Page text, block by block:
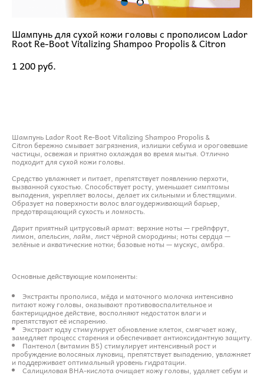
Шампунь для сухой кожи головы с прополисом Lador
Root Re-Boot Vitalizing Shampoo Propolis & Citron
1 200 pуб.
Шампунь Lador Root Re-Boot Vitalizing Shampoo Propolis &
Citron бережно смывает загрязнения, излишки себума и ороговевшие
частицы, освежая и приятно охлаждая во время мытья. Отлично
подходит для сухой кожи головы.
Средство увлажняет и питает, препятствует появлению перхоти,
вызванной сухостью. Способствует росту, уменьшает симптомы
выпадения, укрепляет волосы, делает их сильными и блестящими.
Образует на поверхности волос влагоудерживающий барьер,
предотвращающий сухость и ломкость.
Дарит приятный цитрусовый армат: верхние ноты — грейпфрут,
лимон, апельсин, лайм, лист чёрной смородины; ноты сердца —
зелёные и акватические нотки; базовые ноты — мускус, амбра.
Основные действующие компоненты:
Экстракты прополиса, мёда и маточного молочка интенсивно
питают кожу головы, оказывают противовоспалительное и
бактерицидное действие, восполняют недостаток влаги и
препятствуют её испарению.
Экстракт юдзу стимулирует обновление клеток, смягчает кожу,
замедляет процесс старения и обеспечивает антиоксидантную защиту.
Пантенол (витамин B5) стимулирует интенсивный рост и
пробуждение волосяных луковиц, препятствует выпадению, увлажняет
и поддерживает оптимальный уровень гидратации.
Салициловая BHA-кислота очищает кожу головы, удаляет себум и